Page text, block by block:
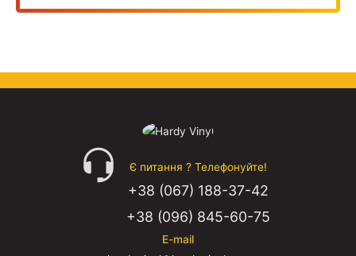
Є питання ? Телефонуйте!
+38 (067) 188-37-42
+38 (096) 845-60-75
E-mail